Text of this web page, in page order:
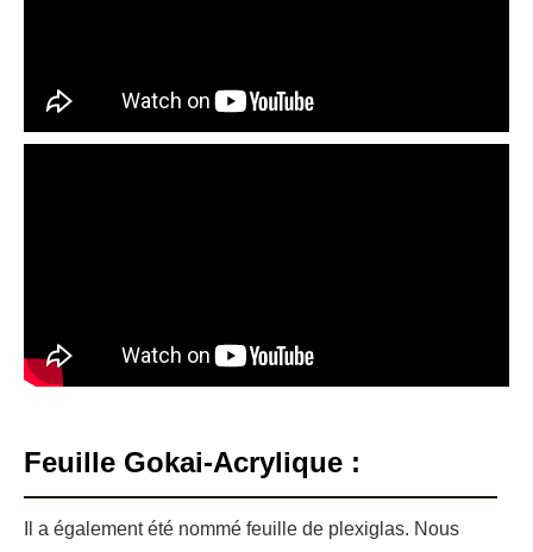
Feuille Gokai-Acrylique :
Il a également été nommé feuille de plexiglas. Nous